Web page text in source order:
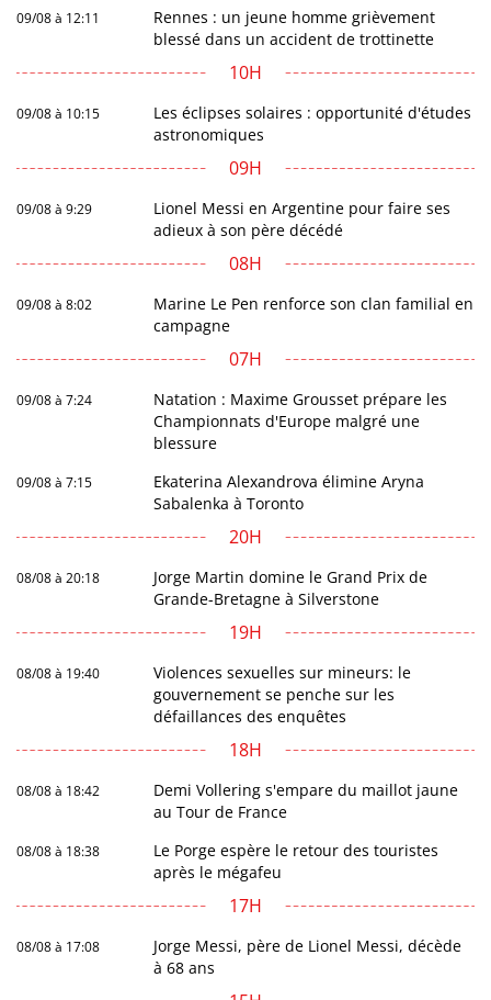
09/08 à 12:11
Rennes : un jeune homme grièvement
blessé dans un accident de trottinette
10H
09/08 à 10:15
Les éclipses solaires : opportunité d'études
astronomiques
09H
09/08 à 9:29
Lionel Messi en Argentine pour faire ses
adieux à son père décédé
08H
09/08 à 8:02
Marine Le Pen renforce son clan familial en
campagne
07H
09/08 à 7:24
Natation : Maxime Grousset prépare les
Championnats d'Europe malgré une
blessure
09/08 à 7:15
Ekaterina Alexandrova élimine Aryna
Sabalenka à Toronto
20H
08/08 à 20:18
Jorge Martin domine le Grand Prix de
Grande-Bretagne à Silverstone
19H
08/08 à 19:40
Violences sexuelles sur mineurs: le
gouvernement se penche sur les
défaillances des enquêtes
18H
08/08 à 18:42
Demi Vollering s'empare du maillot jaune
au Tour de France
08/08 à 18:38
Le Porge espère le retour des touristes
après le mégafeu
17H
08/08 à 17:08
Jorge Messi, père de Lionel Messi, décède
à 68 ans